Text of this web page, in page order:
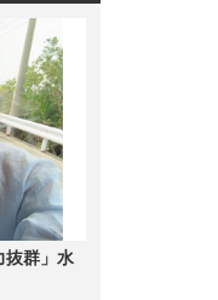
抜群」水